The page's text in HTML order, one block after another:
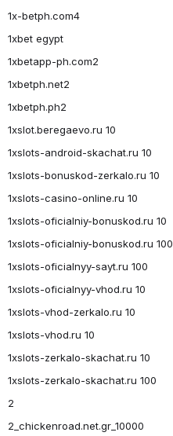
1x-betph.com4
1xbet egypt
1xbetapp-ph.com2
1xbetph.net2
1xbetph.ph2
1xslot.beregaevo.ru 10
1xslots-android-skachat.ru 10
1xslots-bonuskod-zerkalo.ru 10
1xslots-casino-online.ru 10
1xslots-oficialniy-bonuskod.ru 10
1xslots-oficialniy-bonuskod.ru 100
1xslots-oficialnyy-sayt.ru 100
1xslots-oficialnyy-vhod.ru 10
1xslots-vhod-zerkalo.ru 10
1xslots-vhod.ru 10
1xslots-zerkalo-skachat.ru 10
1xslots-zerkalo-skachat.ru 100
2
2_chickenroad.net.gr_10000